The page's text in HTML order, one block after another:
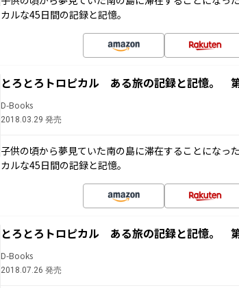
カルな45日間の記録と記憶。
とろとろトロピカル ある旅の記録と記憶。
D-Books
2018.03.29 発売
子供の頃から夢見ていた南の島に滞在することになっ
カルな45日間の記録と記憶。
とろとろトロピカル ある旅の記録と記憶。
D-Books
2018.07.26 発売